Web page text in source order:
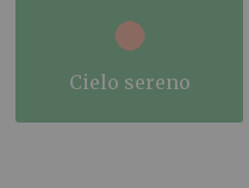
cielo sereno